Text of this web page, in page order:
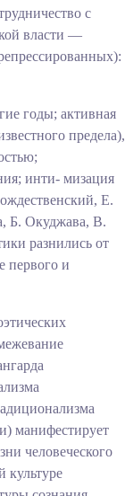
с
власти —
годы; активная
предела),
инти- мизация
Е.
Б. Окуджава, В.
разнились от
первого и
манифестирует
человеческого
культуре